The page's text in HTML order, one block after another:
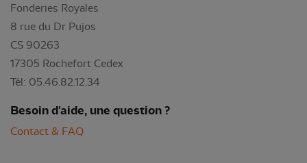
Fonderies Royales
8 rue du Dr Pujos
CS 90263
17305 Rochefort Cedex
Tél: 05.46.82.12.34
Besoin d'aide, une question ?
Contact & FAQ